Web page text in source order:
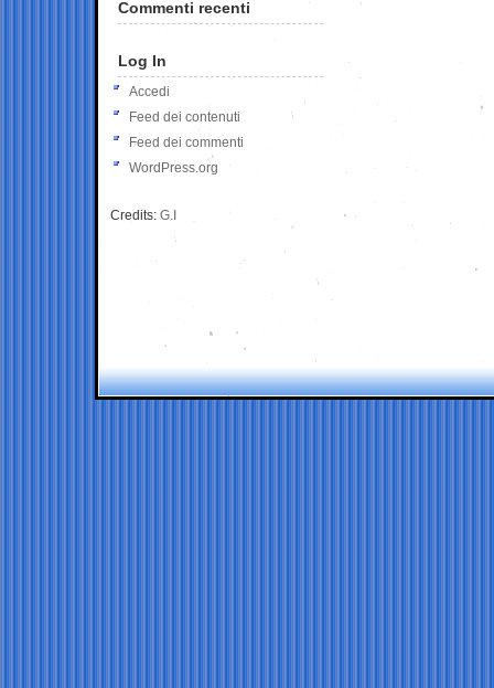
Commenti recenti
Log In
Accedi
Feed dei contenuti
Feed dei commenti
WordPress.org
Credits: G.I